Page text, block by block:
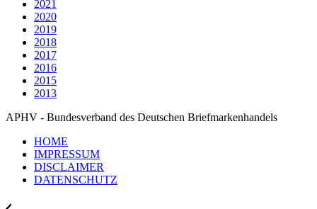
2021
2020
2019
2018
2017
2016
2015
2013
APHV - Bundesverband des Deutschen Briefmarkenhandels
HOME
IMPRESSUM
DISCLAIMER
DATENSCHUTZ